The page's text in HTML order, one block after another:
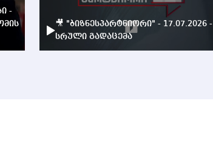
-
🎥 "ბიზნესპარტნიორი" - 17.07.2026 -
სრული გადაცემა